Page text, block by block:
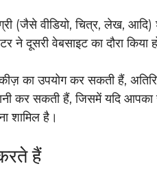
(जैसे वीडियो, चित्र, लेख,
ने दूसरी वेबसाइट का दौरा किया
का उपयोग कर सकती हैं,
कर सकती हैं, जिसमें यदि
शामिल है।
हैं